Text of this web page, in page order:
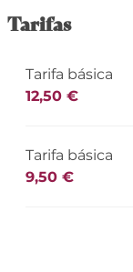
Tarifas
Tarifa básica
12,50 €
Tarifa básica
9,50 €